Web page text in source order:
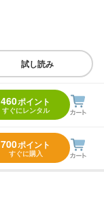
試し読み
460ポイント
すぐにレンタル
700ポイント
すぐに購入